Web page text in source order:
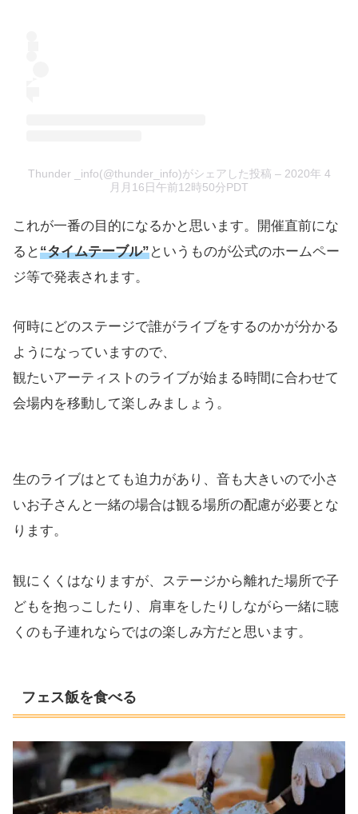
Thunder _info(@thunder_info)がシェアした投稿 – 2020年 4
月月16日午前12時50分PDT
これが一番の目的になるかと思います。開催直前にな
ると“タイムテーブル”というものが公式のホームペー
ジ等で発表されます。
何時にどのステージで誰がライブをするのかが分かる
ようになっていますので、
観たいアーティストのライブが始まる時間に合わせて
会場内を移動して楽しみましょう。
生のライブはとても迫力があり、音も大きいので小さ
いお子さんと一緒の場合は観る場所の配慮が必要とな
ります。
観にくくはなりますが、ステージから離れた場所で子
どもを抱っこしたり、肩車をしたりしながら一緒に聴
くのも子連れならではの楽しみ方だと思います。
フェス飯を食べる